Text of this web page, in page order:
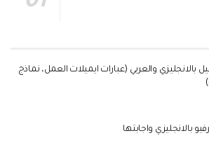
بالانجليزي والعربي (عبارات ايميلات العمل، نماذج
بالانجليزي واجابتها